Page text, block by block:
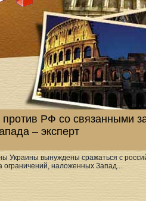
РФ со связанными
– эксперт
Украины вынуждены сражаться с
ограничений, наложенных Запад...